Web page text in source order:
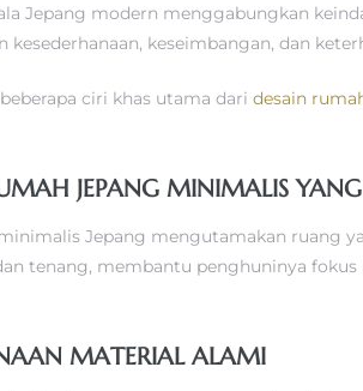
Jepang modern menggabungkan
kesederhanaan, keseimbangan, dan
ciri khas utama dari desain
JEPANG MINIMALIS
Jepang mengutamakan ruang
tenang, membantu penghuninya fokus
MATERIAL ALAMI